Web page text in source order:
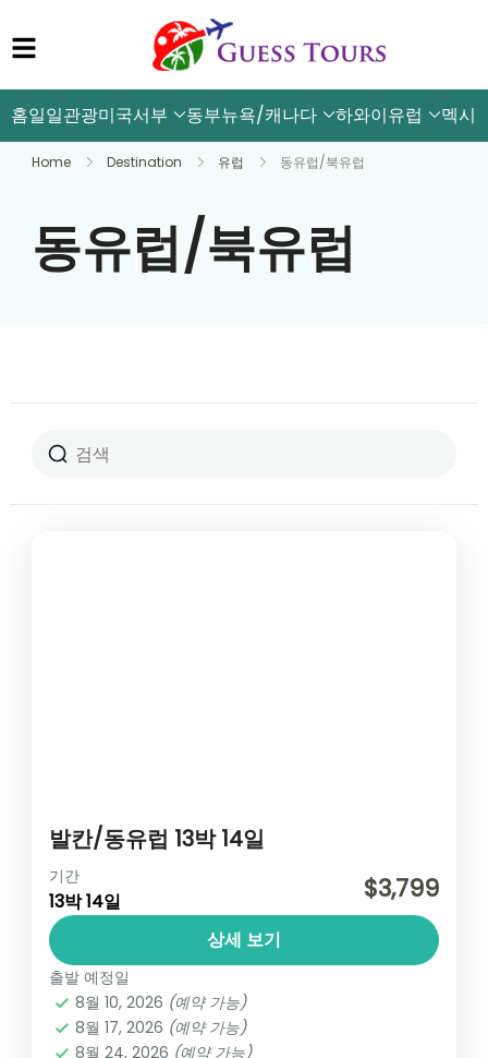
홈일일관광미국서부 동부뉴욕/캐나다 하와이유럽 멕시
Home Destination 유럽 동유럽/북유럽
동유럽/북유럽
발칸/동유럽 13박 14일
동유럽/북유럽
1 인
기간
13박 14일 $3,799
상세 보기
출발 예정일
8월 10, 2026 (예약 가능)
8월 17, 2026 (예약 가능)
8월 24, 2026 (예약 가능)